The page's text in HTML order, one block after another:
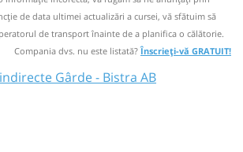
statie
Cluj Napoca - Campeni
de data ultimei actualizări a cursei, vă sfătuim să
de transport înainte de a planifica o călătorie.
Compania dvs. nu este listată?Înscrieți-vă GRATUIT!
Gârde - Bistra AB